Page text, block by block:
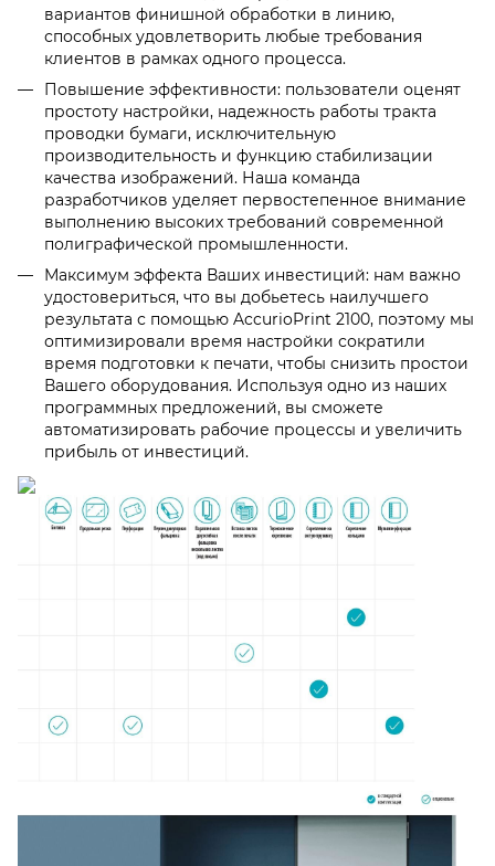
вариантов финишной обработки в линию,
способных удовлетворить любые требования
клиентов в рамках одного процесса.
Повышение эффективности: пользователи оценят
простоту настройки, надежность работы тракта
проводки бумаги, исключительную
производительность и функцию стабилизации
качества изображений. Наша команда
разработчиков уделяет первостепенное внимание
выполнению высоких требований современной
полиграфической промышленности.
Максимум эффекта Ваших инвестиций: нам важно
удостовериться, что вы добьетесь наилучшего
результата с помощью AccurioPrint 2100, поэтому мы
оптимизировали время настройки сократили
время подготовки к печати, чтобы снизить простои
Вашего оборудования. Используя одно из наших
программных предложений, вы сможете
автоматизировать рабочие процессы и увеличить
прибыль от инвестиций.